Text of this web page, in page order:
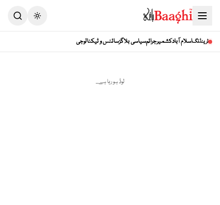
Toggle theme
ٹرینڈنگاسلام آبادکشمیرجرائمسیاسی بلاگزسائنس و ٹیکنالوجی
لوڈ ہو رہا ہے...